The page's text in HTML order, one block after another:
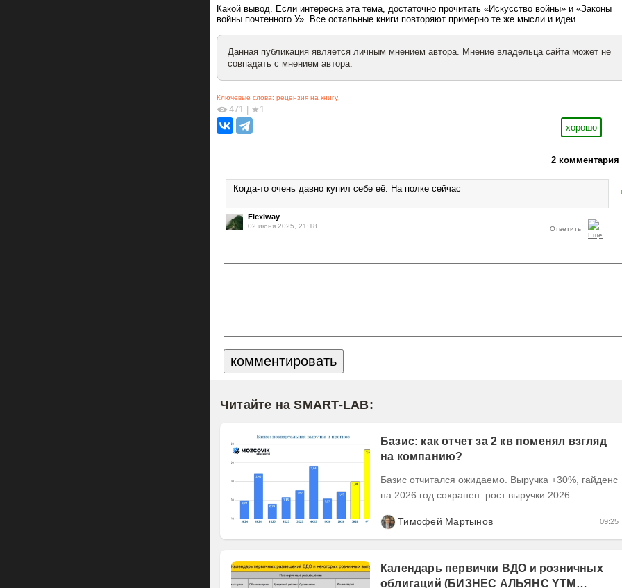
Какой вывод. Если интересна эта тема, достаточно прочитать «Искусство войны» и «Законы
войны почтенного У». Все остальные книги повторяют примерно те же мысли и идеи.
Данная публикация является личным мнением автора. Мнение владельца сайта может не
совпадать с мнением автора.
Ключевые слова: рецензия на книгу
471 | ★1
хорошо
2 комментария
Когда-то очень давно купил себе её. На полке сейчас
Flexiway
02 июня 2025, 21:18 Ответить
Читайте на SMART-LAB:
Базис: как отчет за 2 кв поменял взгляд
на компанию?
Базис отчитался ожидаемо. Выручка +30%, гайденс
на 2026 год сохранен: рост выручки 2026
OIBDA 60%....
Тимофей Мартынов 09:25
Календарь первички ВДО и розничных
облигаций (БИЗНЕС АЛЬЯНС YTM